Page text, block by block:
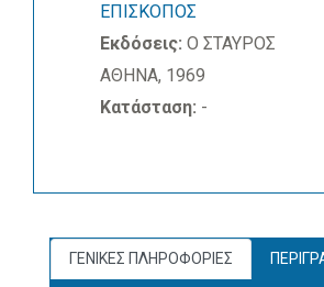
ΕΠΙΣΚΟΠΟΣ
Εκδόσεις: Ο ΣΤΑΥΡΟΣ
ΑΘΗΝΑ, 1969
Κατάσταση: -
ΓΕΝΙΚΕΣ ΠΛΗΡΟΦΟΡΙΕΣ